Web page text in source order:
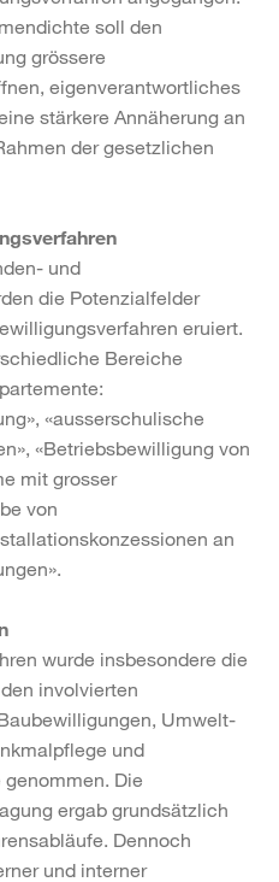
soll den
grössere
eigenverantwortliches
stärkere Annäherung an
der gesetzlichen
und
die Potenzialfelder
eruiert.
Bereiche
«ausserschulische
«Betriebsbewilligung von
mit grosser
von
an
wurde insbesondere die
involvierten
Umwelt-
und
genommen. Die
ergab grundsätzlich
Dennoch
und interner